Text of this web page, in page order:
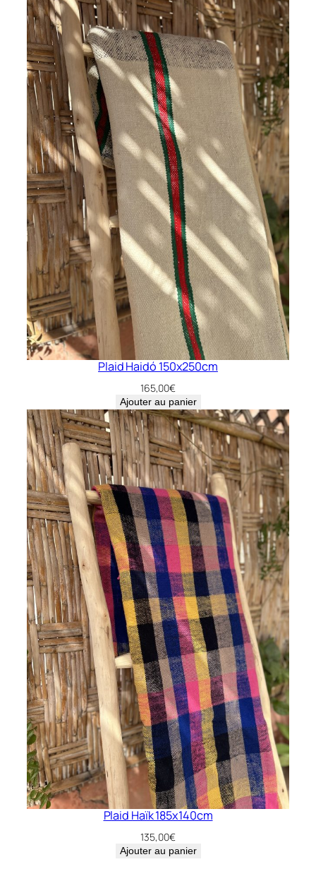
Plaid Haidó 150x250cm
165,00€
Ajouter au panier
Plaid Haïk 185x140cm
135,00€
Ajouter au panier